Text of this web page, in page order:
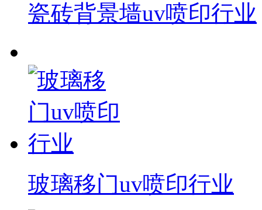
瓷砖背景墙uv喷印行业
玻璃移门uv喷印行业